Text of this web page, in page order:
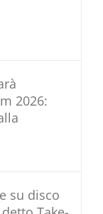
2026:
su disco